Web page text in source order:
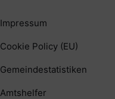
Impressum
Cookie Policy (EU)
Gemeindestatistiken
Amtshelfer